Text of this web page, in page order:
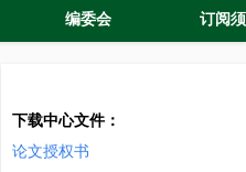
编委会 订阅
下载中心文件：
论文授权书